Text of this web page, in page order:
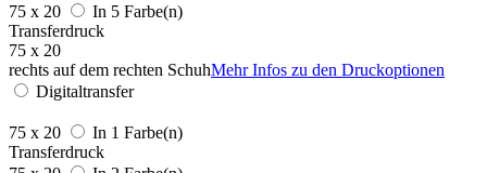
75 x 20
In 5 Farbe(n)
Transferdruck
75 x 20
rechts auf dem rechten SchuhMehr Infos zu den Druckoptionen
Digitaltransfer
75 x 20
In 1 Farbe(n)
Transferdruck